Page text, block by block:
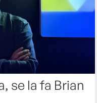
se la fa Brian